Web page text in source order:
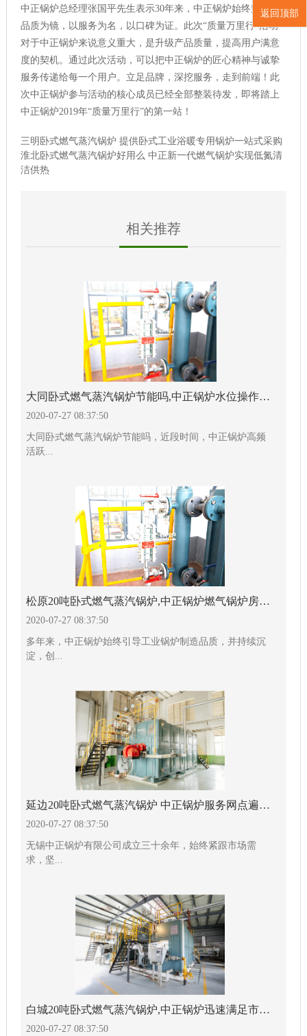
中正锅炉总经理张国平先生表示30年来，中正锅炉始终坚持以
品质为镜，以服务为名，以口碑为证。此次“质量万里行”活动
对于中正锅炉来说意义重大，是升级产品质量，提高用户满意
度的契机。通过此次活动，可以把中正锅炉的匠心精神与诚挚
服务传递给每一个用户。立足品牌，深挖服务，走到前端！此
次中正锅炉参与活动的核心成员已经全部整装待发，即将踏上
中正锅炉2019年“质量万里行”的第一站！
三明卧式燃气蒸汽锅炉 提供卧式工业浴暖专用锅炉一站式采购
淮北卧式燃气蒸汽锅炉好用么 中正新一代燃气锅炉实现低氮清
洁供热
相关推荐
大同卧式燃气蒸汽锅炉节能吗,中正锅炉水位操作详解
2020-07-27 08:37:50
大同卧式燃气蒸汽锅炉节能吗，近段时间，中正锅炉高频
活跃...
松原20吨卧式燃气蒸汽锅炉,中正锅炉燃气锅炉房优势显著
2020-07-27 08:37:50
多年来，中正锅炉始终引导工业锅炉制造品质，并持续沉
淀，创...
延边20吨卧式燃气蒸汽锅炉 中正锅炉服务网点遍布全球
2020-07-27 08:37:50
无锡中正锅炉有限公司成立三十余年，始终紧跟市场需
求，坚...
白城20吨卧式燃气蒸汽锅炉,中正锅炉迅速满足市场需要
2020-07-27 08:37:50
返回顶部